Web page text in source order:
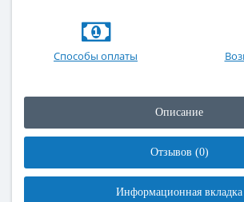
Способы оплаты
Описание
Отзывов (0)
Информационная вкладка